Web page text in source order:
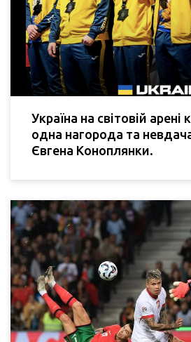
Україна на світовій арені
одна нагорода та
Євгена Коноплянки.